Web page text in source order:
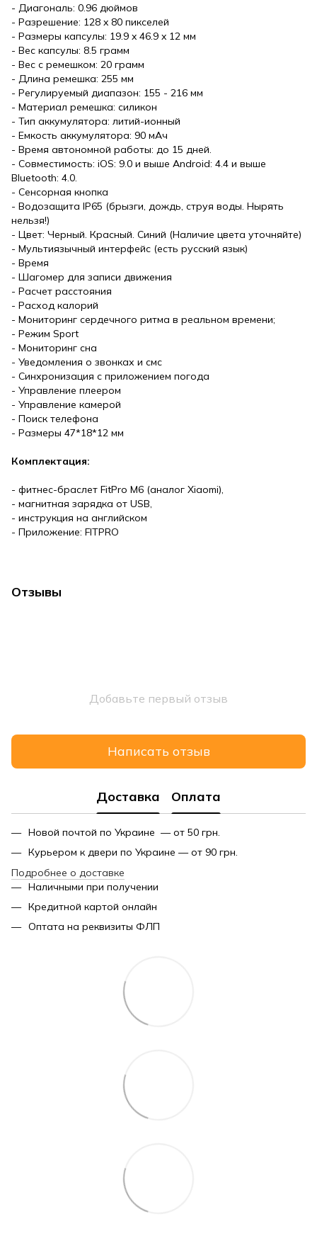
- Диагональ: 0.96 дюймов
- Разрешение: 128 x 80 пикселей
- Размеры капсулы: 19.9 x 46.9 x 12 мм
- Вес капсулы: 8.5 грамм
- Вес с ремешком: 20 грамм
- Длина ремешка: 255 мм
- Регулируемый диапазон: 155 - 216 мм
- Материал ремешка: силикон
- Тип аккумулятора: литий-ионный
- Емкость аккумулятора: 90 мАч
- Время автономной работы: до 15 дней.
- Совместимость: iOS: 9.0 и выше Android: 4.4 и выше
Bluetooth: 4.0.
- Сенсорная кнопка
- Водозащита IP65 (брызги, дождь, струя воды. Нырять
нельзя!)
- Цвет: Черный. Красный. Синий (Наличие цвета уточняйте)
- Мультиязычный интерфейс (есть русский язык)
- Время
- Шагомер для записи движения
- Расчет расстояния
- Расход калорий
- Мониторинг сердечного ритма в реальном времени;
- Режим Sport
- Мониторинг сна
- Уведомления о звонках и смс
- Синхронизация с приложением погода
- Управление плеером
- Управление камерой
- Поиск телефона
- Размеры 47*18*12 мм
Комплектация:
- фитнес-браслет FitPro M6 (аналог Xiaomi),
- магнитная зарядка от USB,
- инструкция на английском
- Приложение: FITPRO
Отзывы
Добавьте первый отзыв
Написать отзыв
Доставка Оплата
Новой почтой по Украине — от 50 грн.
Курьером к двери по Украине — от 90 грн.
Подробнее о доставке
Наличными при получении
Кредитной картой онлайн
Оптата на реквизиты ФЛП